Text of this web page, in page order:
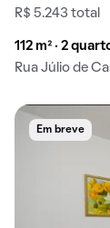
R$ 5.243 total
112 m² · 2
Rua Júlio de
Em breve